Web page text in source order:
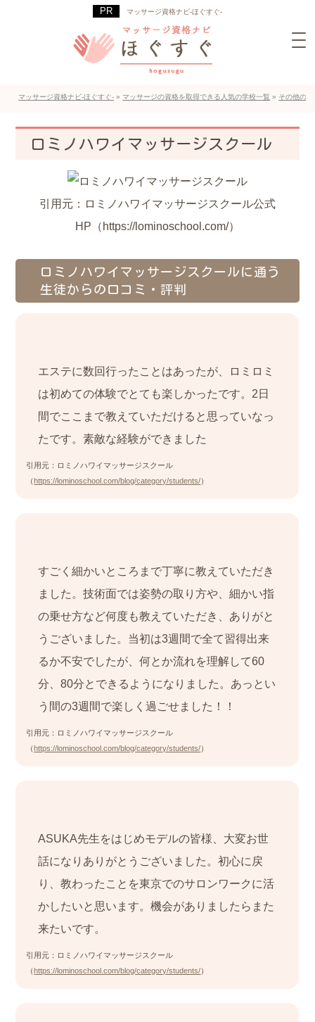
マッサージ資格ナビ-ほぐすぐ-
マッサージ資格ナビ-ほぐすぐ- » マッサージの資格を取得できる人気の学校一覧 » その他の
ロミノハワイマッサージスクール
引用元：ロミノハワイマッサージスクール公式
HP（https://lominoschool.com/）
ロミノハワイマッサージスクールに通う
生徒からの口コミ・評判
エステに数回行ったことはあったが、ロミロミ
は初めての体験でとても楽しかったです。2日
間でここまで教えていただけると思っていなっ
たです。素敵な経験ができました
引用元：ロミノハワイマッサージスクール
（ https://lominoschool.com/blog/category/students/）
すごく細かいところまで丁寧に教えていただき
ました。技術面では姿勢の取り方や、細かい指
の乗せ方など何度も教えていただき、ありがと
うございました。当初は3週間で全て習得出来
るか不安でしたが、何とか流れを理解して60
分、80分とできるようになりました。あっとい
う間の3週間で楽しく過ごせました！！
引用元：ロミノハワイマッサージスクール
（ https://lominoschool.com/blog/category/students/）
ASUKA先生をはじめモデルの皆様、大変お世
話になりありがとうございました。初心に戻
り、教わったことを東京でのサロンワークに活
かしたいと思います。機会がありましたらまた
来たいです。
引用元：ロミノハワイマッサージスクール
（ https://lominoschool.com/blog/category/students/）